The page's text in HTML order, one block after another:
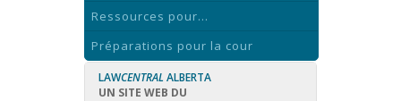
Ressources pour...
Préparations pour la cour
LAWCENTRAL ALBERTA
UN SITE WEB DU